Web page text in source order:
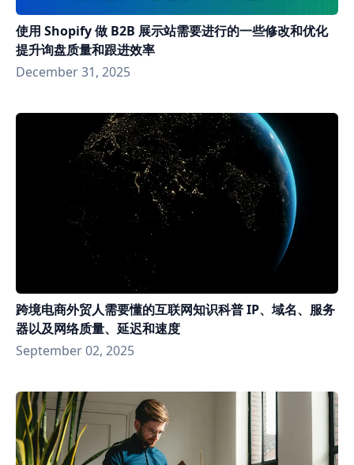
使用 Shopify 做 B2B 展示站需要进行的一些修改和优化
提升询盘质量和跟进效率
December 31, 2025
跨境电商外贸人需要懂的互联网知识科普 IP、域名、服务
器以及网络质量、延迟和速度
September 02, 2025